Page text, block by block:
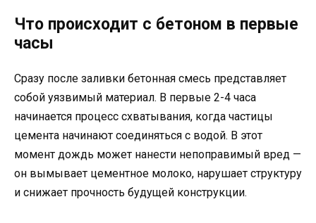
Что происходит с бетоном в первые
часы
Сразу после заливки бетонная смесь представляет
собой уязвимый материал. В первые 2-4 часа
начинается процесс схватывания, когда частицы
цемента начинают соединяться с водой. В этот
момент дождь может нанести непоправимый вред —
он вымывает цементное молоко, нарушает структуру
и снижает прочность будущей конструкции.